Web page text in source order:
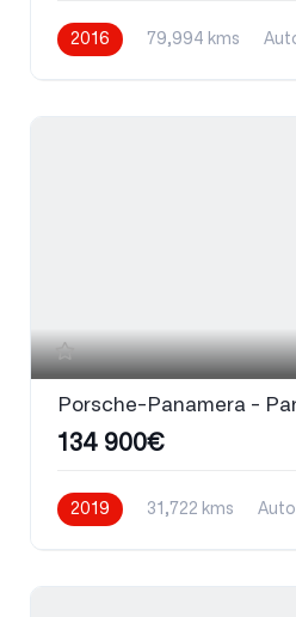
2016 79,994 kms
Porsche-Panamera -
134 900€
2019 31,722 kms